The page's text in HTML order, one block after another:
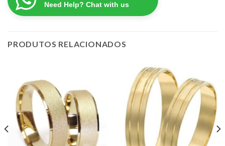
Need Help? Chat with us
PRODUTOS RELACIONADOS